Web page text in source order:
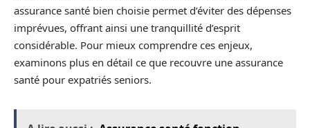
assurance santé bien choisie permet d’éviter des dépenses
imprévues, offrant ainsi une tranquillité d’esprit
considérable. Pour mieux comprendre ces enjeux,
examinons plus en détail ce que recouvre une assurance
santé pour expatriés seniors.